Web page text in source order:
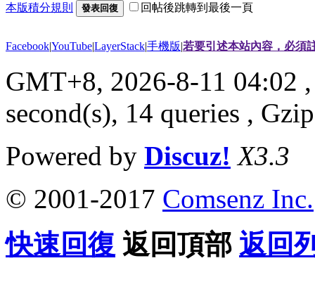
本版積分規則 發表回復 回帖後跳轉到最後一頁
Facebook|YouTube|LayerStack|手機版|若要引述本站內容，必須
GMT+8, 2026-8-11 04:02
second(s), 14 queries ,
Powered by Discuz! X3.3
© 2001-2017 Comsenz Inc.
快速回復 返回頂部 返回